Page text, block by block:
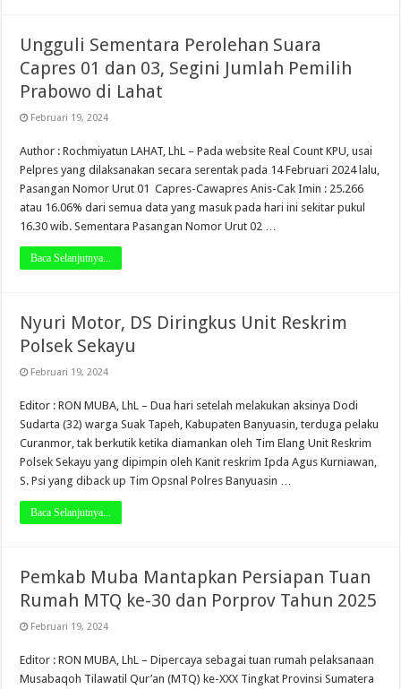
Ungguli Sementara Perolehan Suara
Capres 01 dan 03, Segini Jumlah Pemilih
Prabowo di Lahat
Februari 19, 2024
Author : Rochmiyatun LAHAT, LhL – Pada website Real Count KPU, usai
Pelpres yang dilaksanakan secara serentak pada 14 Februari 2024 lalu,
Pasangan Nomor Urut 01 Capres-Cawapres Anis-Cak Imin : 25.266
atau 16.06% dari semua data yang masuk pada hari ini sekitar pukul
16.30 wib. Sementara Pasangan Nomor Urut 02 …
Baca Selanjutnya...
Nyuri Motor, DS Diringkus Unit Reskrim
Polsek Sekayu
Februari 19, 2024
Editor : RON MUBA, LhL – Dua hari setelah melakukan aksinya Dodi
Sudarta (32) warga Suak Tapeh, Kabupaten Banyuasin, terduga pelaku
Curanmor, tak berkutik ketika diamankan oleh Tim Elang Unit Reskrim
Polsek Sekayu yang dipimpin oleh Kanit reskrim Ipda Agus Kurniawan,
S. Psi yang diback up Tim Opsnal Polres Banyuasin …
Baca Selanjutnya...
Pemkab Muba Mantapkan Persiapan Tuan
Rumah MTQ ke-30 dan Porprov Tahun 2025
Februari 19, 2024
Editor : RON MUBA, LhL – Dipercaya sebagai tuan rumah pelaksanaan
Musabaqoh Tilawatil Qur’an (MTQ) ke-XXX Tingkat Provinsi Sumatera